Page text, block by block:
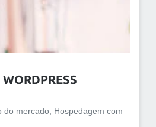
do mercado, Hospedagem com